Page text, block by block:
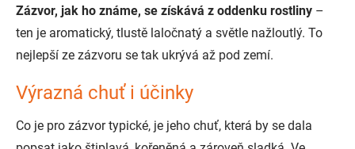
Zázvor, jak ho známe, se získává z oddenku rostliny –
ten je aromatický, tlustě laločnatý a světle nažloutlý. To
nejlepší ze zázvoru se tak ukrývá až pod zemí.
Výrazná chuť i účinky
Co je pro zázvor typické, je jeho chuť, která by se dala